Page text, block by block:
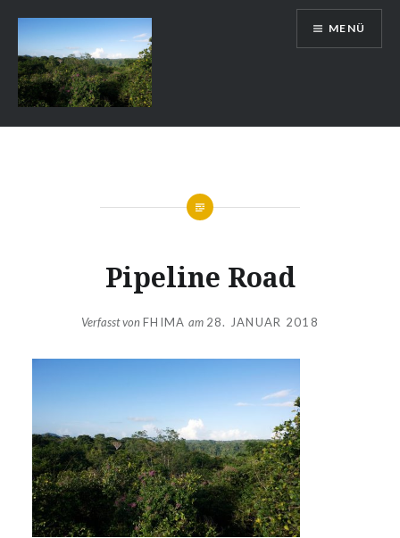
Inhalt
springen
Auslandsschuldienst
MENÜ
Pipeline Road
Verfasst vonFHIMA am 28. JANUAR 2018